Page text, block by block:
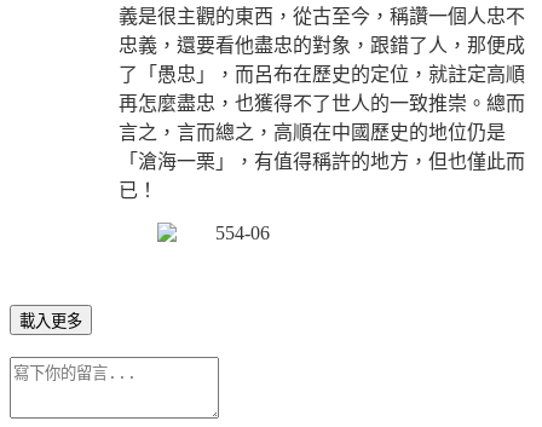
義是很主觀的東西，從古至今，稱讚一個人忠不
忠義，還要看他盡忠的對象，跟錯了人，那便成
了「愚忠」，而呂布在歷史的定位，就註定高順
再怎麼盡忠，也獲得不了世人的一致推崇。總而
言之，言而總之，高順在中國歷史的地位仍是
「滄海一栗」，有值得稱許的地方，但也僅此而
已！
載入更多